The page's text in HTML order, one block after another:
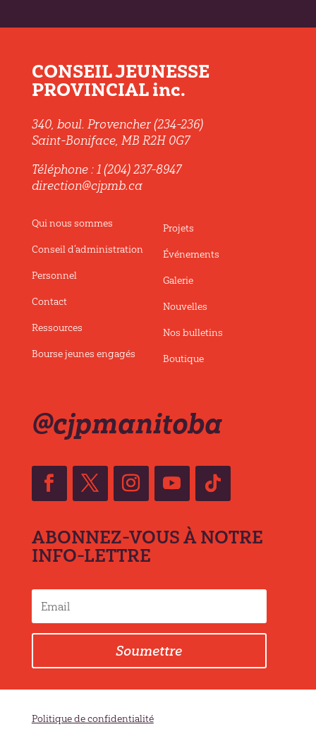
CONSEIL JEUNESSE
PROVINCIAL inc.
340, boul. Provencher (234-236)
Saint-Boniface, MB R2H 0G7
Téléphone : 1 (204) 237-8947
direction@cjpmb.ca
Qui nous sommes
Conseil d’administration
Personnel
Contact
Ressources
Bourse jeunes engagés
Projets
Événements
Galerie
Nouvelles
Nos bulletins
Boutique
@cjpmanitoba
ABONNEZ-VOUS À NOTRE
INFO-LETTRE
Soumettre
Politique de confidentialité